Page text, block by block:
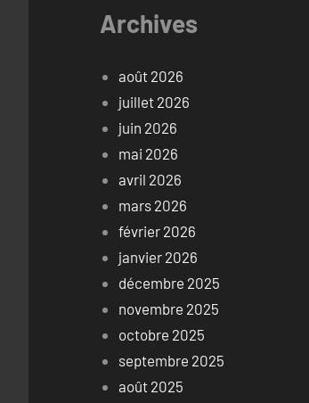
Archives
août 2026
juillet 2026
juin 2026
mai 2026
avril 2026
mars 2026
février 2026
janvier 2026
décembre 2025
novembre 2025
octobre 2025
septembre 2025
août 2025